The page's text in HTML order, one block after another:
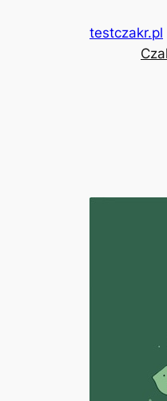
testczakr.pl